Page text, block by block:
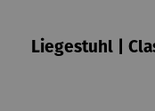
Liegestuhl |